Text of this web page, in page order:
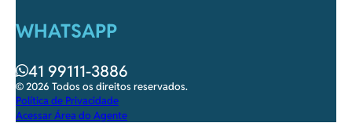
WHATSAPP
41 99111-3886
© 2026 Todos os direitos reservados.
Política de Privacidade
Acessar Área do Agente